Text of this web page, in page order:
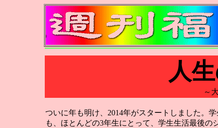
人
～
ついに年も明け、2014年がスタートしました。
も、ほとんどの3年生にとって、学生生活最後